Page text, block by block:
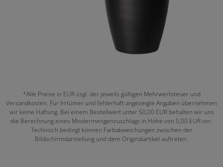
*Alle Preise in EUR zzgl. der jeweils gültigen Mehrwertsteuer und
Versandkosten. Für Irrtümer und fehlerhaft angezeigte Angaben übernehmen
wir keine Haftung. Bei einem Bestellwert unter 50,00 EUR behalten wir uns
die Berechnung eines Mindermengenzuschlags in Höhe von 5,00 EUR vor.
Technisch bedingt können Farbabweichungen zwischen der
Bildschirmdarstellung und dem Originalartikel auftreten.